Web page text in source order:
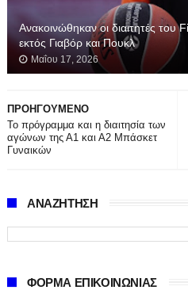
Ανακοινώθηκαν οι διαιτητές
εκτός Γιαβόρ και Πουκλ
Μαΐου 17, 2026
ΠΡΟΗΓΟΥΜΕΝΟ
Το πρόγραμμα και η διαιτησία των
αγώνων της Α1 και Α2 Μπάσκετ
Γυναικών
ΑΝΑΖΗΤΗΣΗ
ΦΟΡΜΑ ΕΠΙΚΟΙΝΩΝΙΑΣ